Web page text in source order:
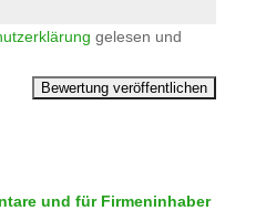
gelesen und
und für Firmeninhaber